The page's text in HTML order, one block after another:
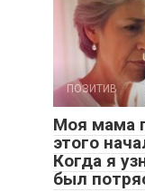
ПОЗИТИВ
Моя мама
этого
Когда я
был